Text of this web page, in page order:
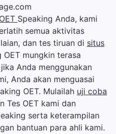
OET Speaking Anda, kami
semua aktivitas
dan tes tiruan di situs
mungkin terasa
Anda menggunakan
Anda akan menguasai
OET. Mulailah uji coba
Tes OET kami dan
serta keterampilan
bantuan para ahli kami.